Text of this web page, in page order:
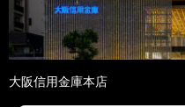
大阪信用金庫本店